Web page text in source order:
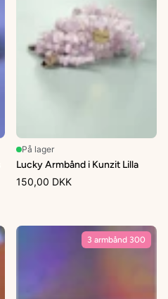
På lager
Lucky Armbånd i Kunzit Lilla
150,00 DKK
3 armbånd 300